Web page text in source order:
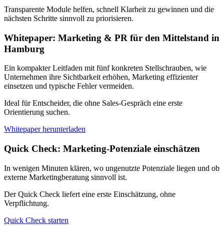
Transparente Module helfen, schnell Klarheit zu gewinnen und die
nächsten Schritte sinnvoll zu priorisieren.
Whitepaper: Marketing & PR für den Mittelstand in
Hamburg
Ein kompakter Leitfaden mit fünf konkreten Stellschrauben, wie
Unternehmen ihre Sichtbarkeit erhöhen, Marketing effizienter
einsetzen und typische Fehler vermeiden.
Ideal für Entscheider, die ohne Sales-Gespräch eine erste
Orientierung suchen.
Whitepaper herunterladen
Quick Check: Marketing-Potenziale einschätzen
In wenigen Minuten klären, wo ungenutzte Potenziale liegen und ob
externe Marketingberatung sinnvoll ist.
Der Quick Check liefert eine erste Einschätzung, ohne
Verpflichtung.
Quick Check starten